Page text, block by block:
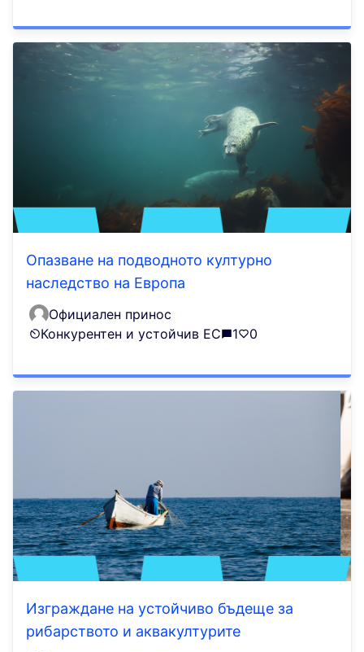
Опазване на подводното културно
наследство на Европа
Официален принос
Конкурентен и устойчив ЕС
1 0
Изграждане на устойчиво бъдеще за
рибарството и аквакултурите